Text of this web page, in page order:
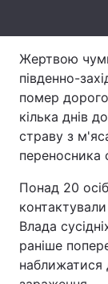
Контакти
Послуги
Тема
Жертвою
південно-
помер
кілька днів
страву з
переносника
Понад 20
Влада
раніше